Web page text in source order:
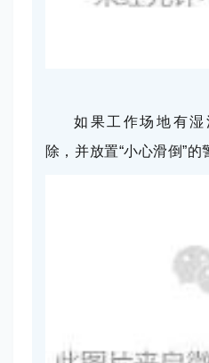
如果工作场地有
除，并放置“小心滑倒”的